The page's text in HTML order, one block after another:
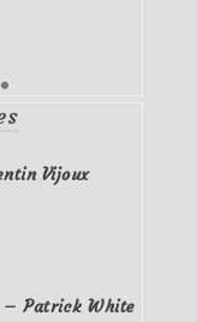
Vijoux
– Patrick White